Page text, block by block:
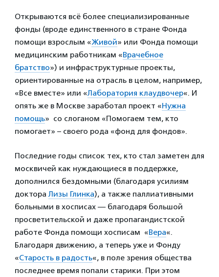
Открываются всё более специализированные
фонды (вроде единственного в стране Фонда
помощи взрослым «Живой» или Фонда помощи
медицинским работникам «Врачебное
братство») и инфраструктурные проекты,
ориентированные на отрасль в целом, например,
«Все вместе» или «Лаборатория клаудвочер«. И
опять же в Москве заработал проект «Нужна
помощь» со слоганом «Помогаем тем, кто
помогает» – своего рода «фонд для фондов».
Последние годы список тех, кто стал заметен для
москвичей как нуждающиеся в поддержке,
дополнился бездомными (благодаря усилиям
доктораЛизы Глинка), а также паллиативными
больными в хосписах — благодаря большой
просветительской и даже пропагандистской
работе Фонда помощи хосписам «Вера«.
Благодаря движению, а теперь уже и Фонду
«Старость в радость«, в поле зрения общества
последнее время попали старики. При этом